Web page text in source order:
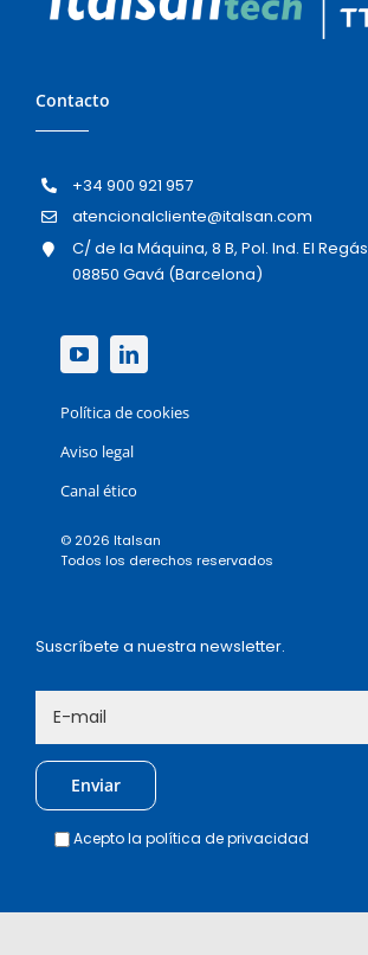
Contacto
+34 900 921 957
atencionalcliente@italsan.com
C/ de la Máquina, 8 B, Pol. Ind. El Regás
08850 Gavá (Barcelona)
Política de cookies
Aviso legal
Canal ético
© 2026 Italsan
Todos los derechos reservados
Suscríbete a nuestra newsletter.
Acepto la política de privacidad